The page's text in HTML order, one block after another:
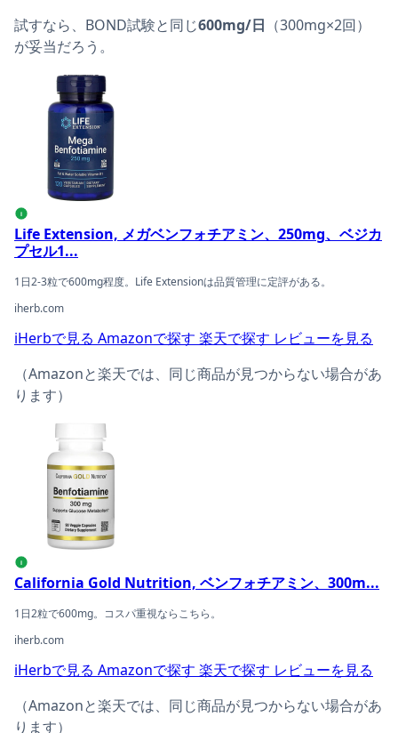
試すなら、BOND試験と同じ600mg/日 （300mg×2回）
が妥当だろう。
Life Extension, メガベンフォチアミン、250mg、ベジカプ
i
Life Extension, メガベンフォチアミン、250mg、ベジカ
プセル1...
1日2-3粒で600mg程度。Life Extensionは品質管理に定評がある。
iherb.com
iHerbで見る Amazonで探す 楽天で探す レビューを見る
（Amazonと楽天では、同じ商品が見つからない場合があ
ります）
California Gold Nutrition, ベンフォチアミン、300mg、ベ
i
California Gold Nutrition, ベンフォチアミン、300m...
1日2粒で600mg。コスパ重視ならこちら。
iherb.com
iHerbで見る Amazonで探す 楽天で探す レビューを見る
（Amazonと楽天では、同じ商品が見つからない場合があ
ります）